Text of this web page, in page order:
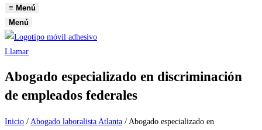
≡ Menú
Menú
Llamar
Abogado especializado en discriminación
de empleados federales
Inicio / Abogado laboralista Atlanta / Abogado especializado en